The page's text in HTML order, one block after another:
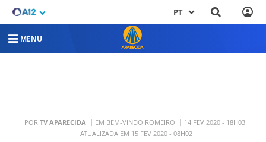
PT
MENU
POR TV APARECIDA EM BEM-VINDO ROMEIRO
14 FEV 2020 - 18H03
ATUALIZADA EM 15 FEV 2020 - 08H02